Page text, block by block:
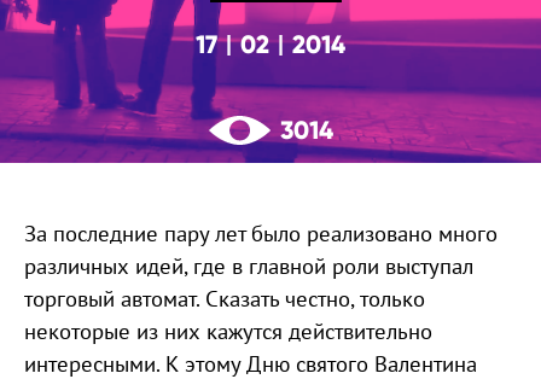
17|02|2014
3014
За последние пару лет было реализовано много
различных идей, где в главной роли выступал
торговый автомат. Сказать честно, только
некоторые из них кажутся действительно
интересными. К этому Дню святого Валентина